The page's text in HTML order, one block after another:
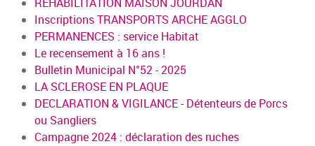
Inscriptions TRANSPORTS ARCHE AGGLO
PERMANENCES : service Habitat
Le recensement à 16 ans !
Bulletin Municipal N°52 - 2025
LA SCLEROSE EN PLAQUE
DECLARATION & VIGILANCE - Détenteurs de Porcs
ou Sangliers
Campagne 2024 : déclaration des ruches